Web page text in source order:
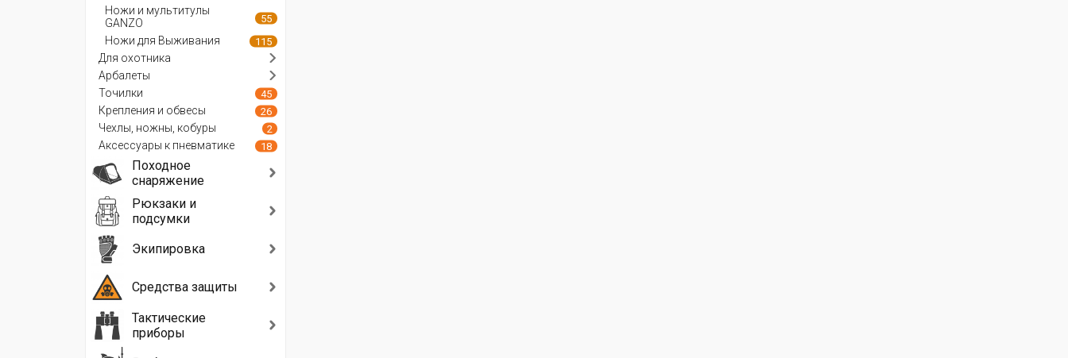
Ножи и мультитулы
GANZO
55
Ножи для Выживания 115
Для охотника
Арбалеты
Точилки
45
Крепления и обвесы 26
Чехлы, ножны, кобуры 2
Аксессуары к пневматике 18
Походное
снаряжение
Рюкзаки и
подсумки
Экипировка
Средства защиты
Тактические
приборы